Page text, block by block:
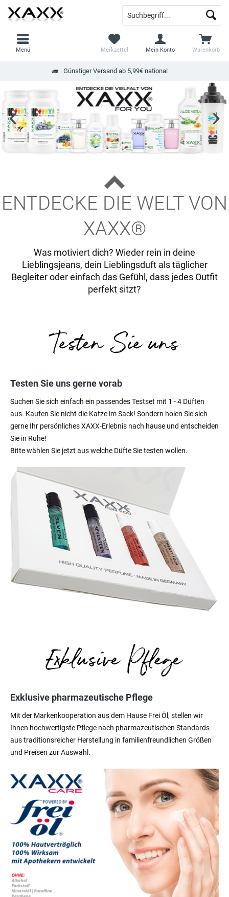
Günstiger Versand ab 5,99€ national
Warenkorb
Merkzettel Mein Konto
Menü
ENTDECKE DIE WELT VON
XAXX®
Was motiviert dich? Wieder rein in deine
Lieblingsjeans, dein Lieblingsduft als täglicher
Begleiter oder einfach das Gefühl, dass jedes Outfit
perfekt sitzt?
Testen Sie uns gerne vorab
Suchen Sie sich einfach ein passendes Testset mit 1 - 4 Düften
aus. Kaufen Sie nicht die Katze im Sack! Sondern holen Sie sich
gerne Ihr persönliches XAXX-Erlebnis nach hause und entscheiden
Sie in Ruhe!
Bitte wählen Sie jetzt aus welche Düfte Sie testen wollen.
Exklusive pharmazeutische Pflege
Mit der Markenkooperation aus dem Hause Frei Öl, stellen wir
Ihnen hochwertigste Pflege nach pharmazeutischen Standards
aus traditionsreicher Herstellung in familienfreundlichen Größen
und Preisen zur Auswahl.